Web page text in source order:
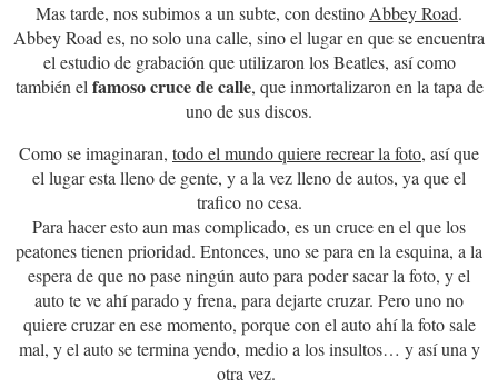
Mas tarde, nos subimos a un subte, con destinoAbbey Road.
Abbey Road es, no solo una calle, sino el lugar en que se encuentra
el estudio de grabación que utilizaron los Beatles, así como
también elfamoso cruce de calle, que inmortalizaron en la tapa de
uno de sus discos.
Como se imaginaran, todo el mundo quiere recrear la foto, así que
el lugar esta lleno de gente, y a la vez lleno de autos, ya que el
trafico no cesa.
Para hacer esto aun mas complicado, es un cruce en el que los
peatones tienen prioridad. Entonces, uno se para en la esquina, a la
espera de que no pase ningún auto para poder sacar la foto, y el
auto te ve ahí parado y frena, para dejarte cruzar. Pero uno no
quiere cruzar en ese momento, porque con el auto ahí la foto sale
mal, y el auto se termina yendo, medio a los insultos… y así una y
otra vez.